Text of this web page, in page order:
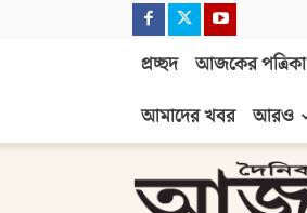
প্রচ্ছদ আজকের পত্রিকা
আমাদের খবর
আরও
আজাদী